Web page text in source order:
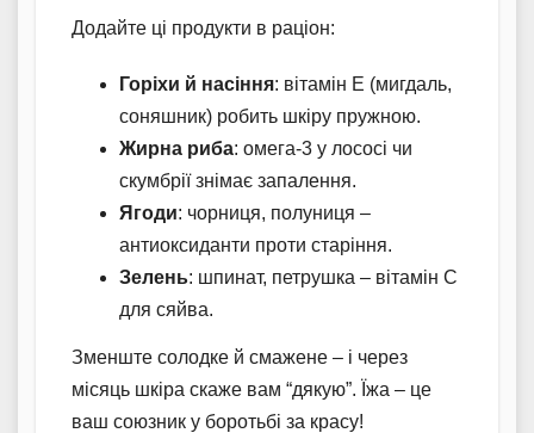
Додайте ці продукти в раціон:
Горіхи й насіння: вітамін Е (мигдаль,
соняшник) робить шкіру пружною.
Жирна риба: омега-3 у лососі чи
скумбрії знімає запалення.
Ягоди: чорниця, полуниця –
антиоксиданти проти старіння.
Зелень: шпинат, петрушка – вітамін С
для сяйва.
Зменште солодке й смажене – і через
місяць шкіра скаже вам “дякую”. Їжа – це
ваш союзник у боротьбі за красу!